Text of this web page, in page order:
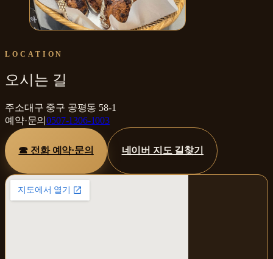
LOCATION
오시는 길
주소대구 중구 공평동 58-1
예약·문의0507-1306-1003
☎ 전화 예약·문의 네이버 지도 길찾기